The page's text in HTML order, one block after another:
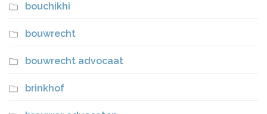
bouchikhi
bouwrecht
bouwrecht advocaat
brinkhof